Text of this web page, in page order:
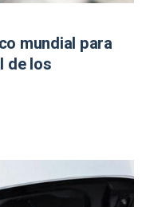
mundial para
de los